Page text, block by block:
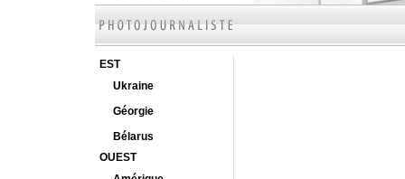
EST
Ukraine
Géorgie
Bélarus
OUEST